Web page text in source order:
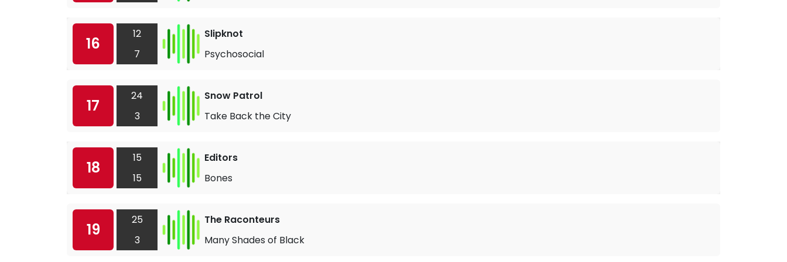
16
12
7
Slipknot
Psychosocial
17
24
3
Snow Patrol
Take Back the City
18
15
15
Editors
Bones
19
25
3
The Raconteurs
Many Shades of Black